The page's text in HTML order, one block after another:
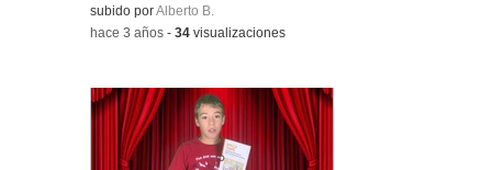
Contenido educativo.
subido porAlberto B.
-hace 3 años -34 visualizaciones